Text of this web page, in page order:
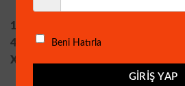
1 Adet
4 KANAL 1080P KAYIT H265+
XMEYE YAZILIM. HDMİ ve VGA
Beni Hatırla
GIRIŞ YAP